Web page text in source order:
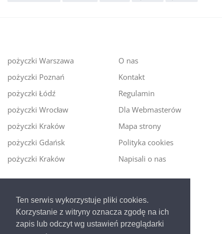
Ten serwis wykorzystuje pliki cookies.
Korzystanie z witryny oznacza zgodę na ich
zapis lub odczyt wg ustawień przeglądarki
pożyczki Warszawa
pożyczki Poznań
pożyczki Łódź
pożyczki Wrocław
pożyczki Kraków
pożyczki Gdańsk
pożyczki Kraków
O nas
Kontakt
Regulamin
Dla Webmasterów
Mapa strony
Polityka cookies
Napisali o nas
Ekspert kredytowy online - nowa era szybkiego i
bezpiecznego pożyczania!